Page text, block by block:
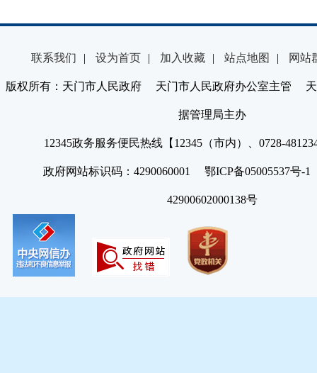
联系我们 | 设为首页 | 加入收藏 | 站点地图 | 网站
版权所有：天门市人民政府 天门市人民政府办公室主管 天
据管理局主办
12345政务服务便民热线【12345（市内）、0728-
政府网站标识码：4290060001 鄂ICP备05005537号
42900602000138号